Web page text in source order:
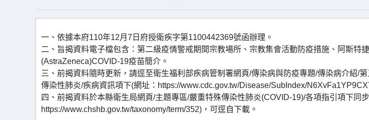
一、依據本府110年12月7日府授衛疾字第1100442369號函辦理。
二、旨揭資料電子檔包含：第二級疫情警戒期間宗教場所、宗教集會活動防疫措施、阿斯特
(AstraZeneca)COVID-19疫苗簡介。
三、前揭資料隨時更新，請逕至衛生福利部疾病管制署網頁/傳染病與防疫專題/傳染病介紹/
傳染性肺炎/疾病資訊項下(網址：https://www.cdc.gov.tw/Disease/SubIndex/
四、前揭資料於本縣衛生局網頁/主題專區/嚴重特殊傳染性肺炎(COVID-19)/各項指引項下同步
https://www.chshb.gov.tw/taxonomy/term/352)，可逕自下載。